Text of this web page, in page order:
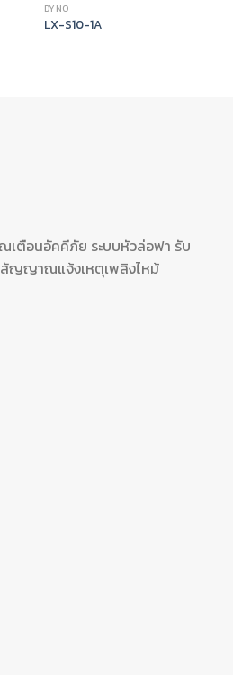
DYNO
LX-S10-1A
ตือนอัคคีภัย ระบบหัวล่อฟา รับ
สัญญาณแจ้งเหตุเพลิงไหม้